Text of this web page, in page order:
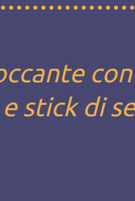
stick di